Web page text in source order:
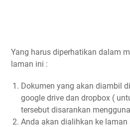
Yang harus diperhatikan dalam
laman ini :
Dokumen yang akan diambil
google drive dan dropbox (
tersebut disarankan
Anda akan dialihkan ke